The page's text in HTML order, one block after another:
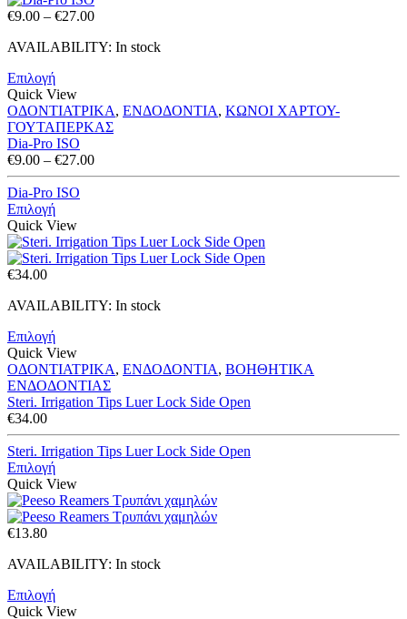
€9.00 – €27.00Price
€9.00
AVAILABILITY: In stock
Επιλογή
Quick View
ΟΔΟΝΤΙΑΤΡΙΚΑ, ΕΝΔΟΔΟΝΤΙΑ, ΚΩΝΟΙ ΧΑΡΤΟΥ-
ΓΟΥΤΑΠΕΡΚΑΣ
Dia-Pro ISO
€9.00 – €27.00Price
range:
Dia-Pro ISO
Επιλογή
Quick View
€34.00
AVAILABILITY: In stock
Επιλογή
Quick View
ΟΔΟΝΤΙΑΤΡΙΚΑ, ΕΝΔΟΔΟΝΤΙΑ, ΒΟΗΘΗΤΙΚΑ
ΕΝΔΟΔΟΝΤΙΑΣ
Steri. Irrigation Tips Luer Lock Side Open
€34.00
Steri. Irrigation Tips Luer Lock Side Open
Επιλογή
Quick View
€13.80
AVAILABILITY: In stock
Επιλογή
Quick View